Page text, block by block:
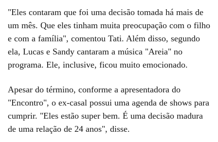
"Eles contaram que foi uma decisão tomada há mais de
um mês. Que eles tinham muita preocupação com o filho
e com a família", comentou Tati. Além disso, segundo
ela, Lucas e Sandy cantaram a música "Areia" no
programa. Ele, inclusive, ficou muito emocionado.
Apesar do término, conforme a apresentadora do
"Encontro", o ex-casal possui uma agenda de shows para
cumprir. "Eles estão super bem. É uma decisão madura
de uma relação de 24 anos", disse.